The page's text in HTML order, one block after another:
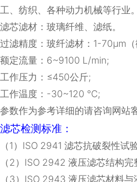
工、纺织、各种动力机械等行业。
滤芯滤材： 玻璃纤维、滤纸。
过滤精度：玻纤滤材：1-70μm（
额定流量： 6~9100 L/min;
工作压力：≤450公斤;
工作温度： -30~120 ℃;
参数作为参考详细的请咨询网站
滤芯检测标准：
（1 ） ISO 2941 滤芯抗破裂性试
（2 ） ISO 2942 液压滤芯结构完
（3） ISO 2943 液压滤芯材料与